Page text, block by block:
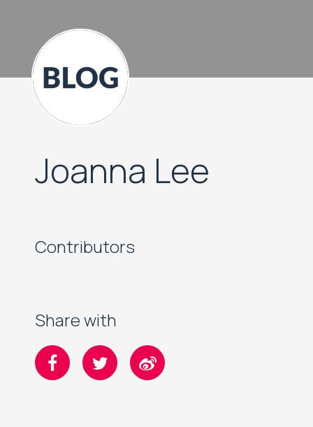
Joanna Lee
Contributors
Share with